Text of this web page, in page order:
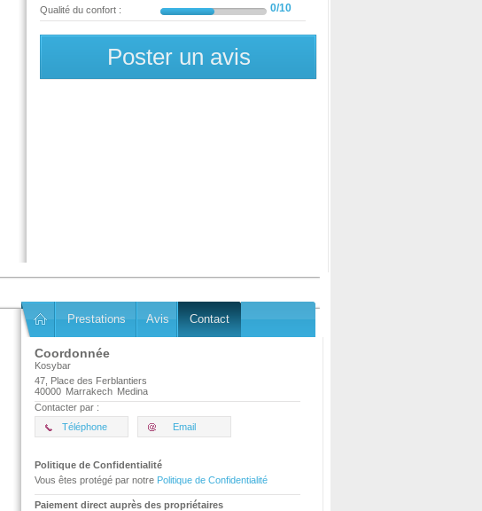
Qualité du confort : 0/10
Poster un avis
Prestations Avis Contact
Coordonnée
Kosybar
47, Place des Ferblantiers
40000 Marrakech Medina
Contacter par :
Téléphone
Email
Politique de Confidentialité
Vous êtes protégé par notre Politique de Confidentialité
Paiement direct auprès des propriétaires